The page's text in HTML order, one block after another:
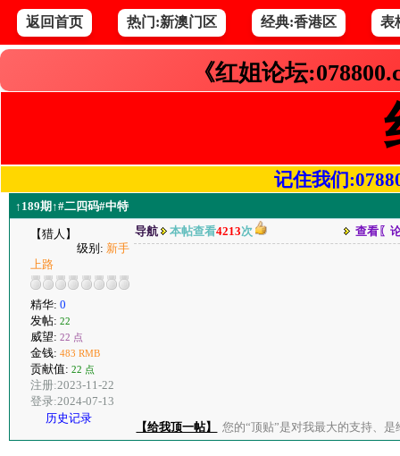
返回首页 热门:新澳门区 经典:香港区 表
《红姐论坛
记住我们
↑189期↑#二四码#中特
【猎人】
级别: 新手
上路
精华: 0
发帖: 22
威望: 22 点
金钱: 483 RMB
贡献值: 22 点
注册:2023-11-22
登录:2024-07-13
历史记录
导航 本帖查看4213次 查看〖
【给我顶一帖】 您的“顶贴”是对我最大的支持、